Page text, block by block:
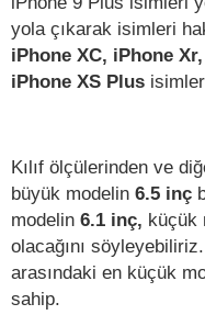
yola çıkarak isimleri
iPhone XC, iPhone
iPhone XS Plus
Kılıf ölçülerinden ve
büyük modelin 6.5 inç
modelin 6.1 inç, küçük
olacağını
arasındaki en küçük
sahip.